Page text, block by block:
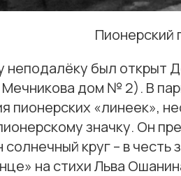
Пионерский
неподалёку был открыт
Мечникова дом № 2). В
пионерских «линеек»,
значку. Он
круг – в
на стихи Льва